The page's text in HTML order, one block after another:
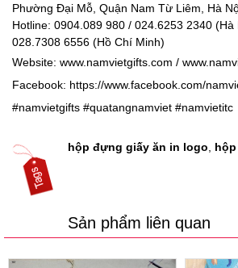
Phường Đại Mỗ, Quận Nam Từ Liêm, Hà
Hotline: 0904.089 980 / 024.6253 2340
028.7308 6556 (Hồ Chí Minh)
Website: www.namvietgifts.com /
Facebook: https://www.facebook.com/
#namvietgifts #quatangnamviet #namvietitc
hộp đựng giấy ăn in logo
Sản phẩm liên quan